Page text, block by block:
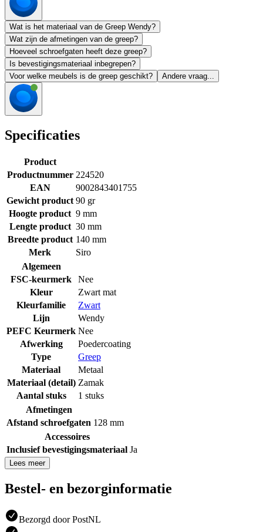
Wat is het materiaal van de Greep Wendy?
Wat zijn de afmetingen van de greep?
Hoeveel schroefgaten heeft deze greep?
Is bevestigingsmateriaal inbegrepen?
Voor welke meubels is de greep geschikt?
Andere vraag...
Specificaties
Product
Productnummer 224520
EAN
9002843401755
Gewicht product 90 gr
Hoogte product 9 mm
Lengte product 30 mm
Breedte product 140 mm
Merk
Siro
Algemeen
FSC-keurmerk
Nee
Kleur
Zwart mat
Kleurfamilie
Zwart
Lijn
Wendy
PEFC Keurmerk Nee
Afwerking
Poedercoating
Type
Greep
Materiaal
Metaal
Materiaal (detail) Zamak
Aantal stuks
1 stuks
Afmetingen
Afstand schroefgaten 128 mm
Accessoires
Inclusief bevestigingsmateriaal Ja
Lees meer
Bestel- en bezorginformatie
Bezorgd door PostNL